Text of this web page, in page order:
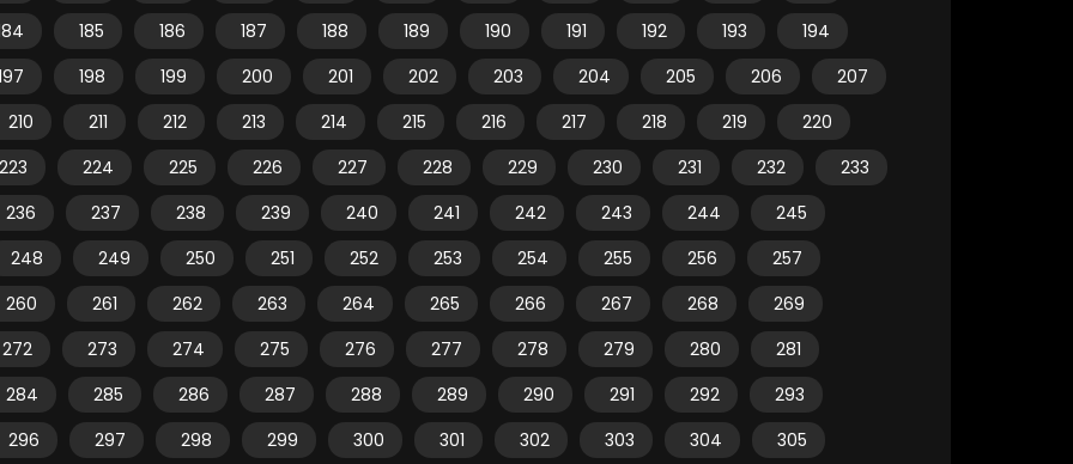
185 186 187 188 189 190 191 192 193
194
198 199 200 201 202 203 204 205 206
207
210
211 212 213 214 215 216 217 218 219
220
223
224 225 226 227 228 229 230 231 232
233
236
237 238 239 240 241 242 243 244
245
248
249 250 251 252 253 254 255 256
257
260
261 262 263 264 265 266 267 268
269
272
273 274 275 276 277 278 279 280
281
284
285 286 287 288 289 290 291 292
293
296
297 298 299 300 301 302 303 304
305